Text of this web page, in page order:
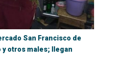
San Francisco de
y otros males; llegan